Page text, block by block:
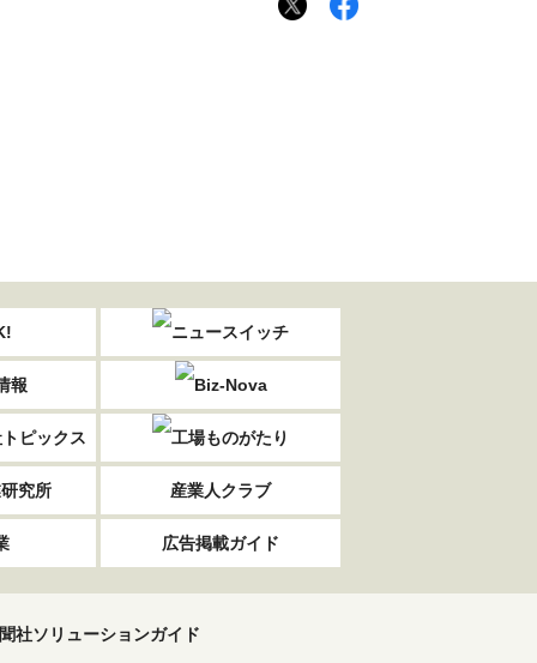
究所 産業人クラブ
広告掲載ガイド
社ソリューションガイド